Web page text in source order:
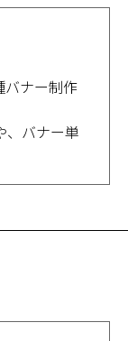
バナー制作
、バナー単